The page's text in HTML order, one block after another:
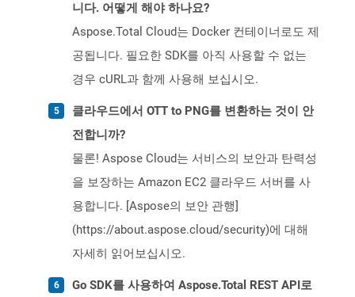
니다. 어떻게 해야 하나요?
Aspose.Total Cloud는 Docker 컨테이너로도 제
공됩니다. 필요한 SDK를 아직 사용할 수 없는
경우 cURL과 함께 사용해 보십시오.
클라우드에서 OTT to PNG를 변환하는 것이 안
전합니까?
물론! Aspose Cloud는 서비스의 보안과 탄력성
을 보장하는 Amazon EC2 클라우드 서버를 사
용합니다. [Aspose의 보안 관행]
(https://about.aspose.cloud/security)에 대해
자세히 읽어보십시오.
Go SDK를 사용하여 Aspose.Total REST API로